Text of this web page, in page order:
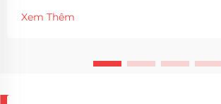
tiêu chuẩn chất lượng cao là điều tối
máy tạo bọt tự động đã trở thành ...
Xem Thêm